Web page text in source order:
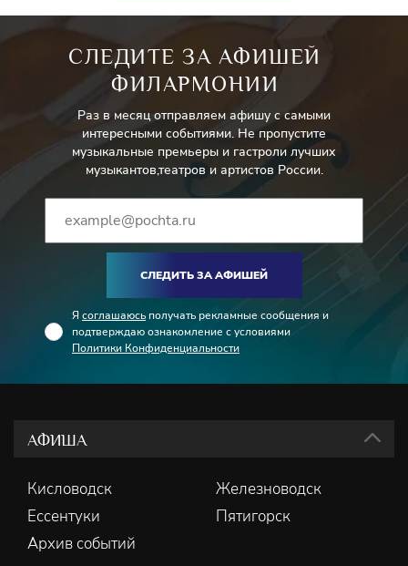
СЛЕДИТЕ ЗА АФИШЕЙ
ФИЛАРМОНИИ
Раз в месяц отправляем афишу с самыми
интересными событиями. Не пропустите
музыкальные премьеры и гастроли лучших
музыкантов,театров и артистов России.
СЛЕДИТЬ ЗА АФИШЕЙ
Я соглашаюсь получать рекламные сообщения и
подтверждаю ознакомление с условиями
Политики Конфиденциальности
АФИША
Кисловодск
Железноводск
Ессентуки
Пятигорск
Архив событий